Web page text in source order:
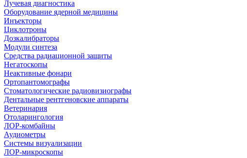
Лучевая диагностика
Оборудование ядерной медицины
Инъекторы
Циклотроны
Дозкалибраторы
Модули синтеза
Средства радиационной защиты
Негатоскопы
Неактивные фонари
Ортопантомографы
Стоматологические радиовизиографы
Дентальные рентгеновские аппараты
Ветеринария
Отоларингология
ЛОР-комбайны
Аудиометры
Системы визуализации
ЛОР-микроскопы